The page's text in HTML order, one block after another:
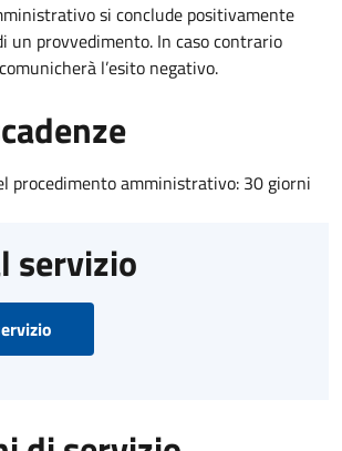
si conclude positivamente
un provvedimento. In caso contrario
l’esito negativo.
procedimento amministrativo: 30 giorni
servizio